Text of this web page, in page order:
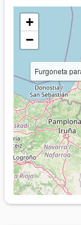
Furgoneta
+
−